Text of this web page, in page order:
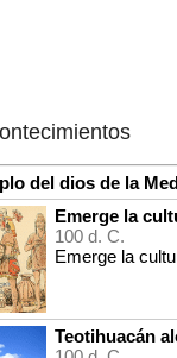
del dios de la
Emerge la
100 d. C.
Emerge la
Teotihuacán